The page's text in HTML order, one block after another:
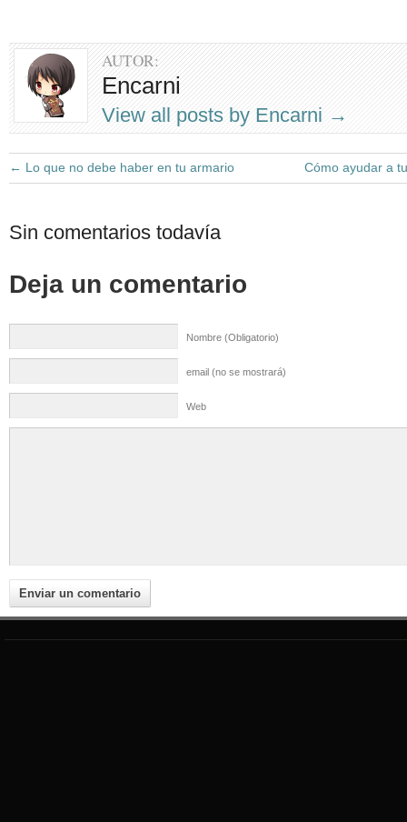
AUTOR:
Encarni
View all posts by Encarni →
← Lo que no debe haber en tu armario Cómo ayudar a
Sin comentarios todavía
Deja un comentario
Nombre (Obligatorio)
email (no se mostrará)
Web